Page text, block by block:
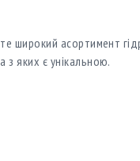
широкий асортимент
яких є унікальною.